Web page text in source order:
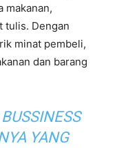
makanan,
tulis. Dengan
minat pembeli,
dan barang
BUSSINESS
YANG